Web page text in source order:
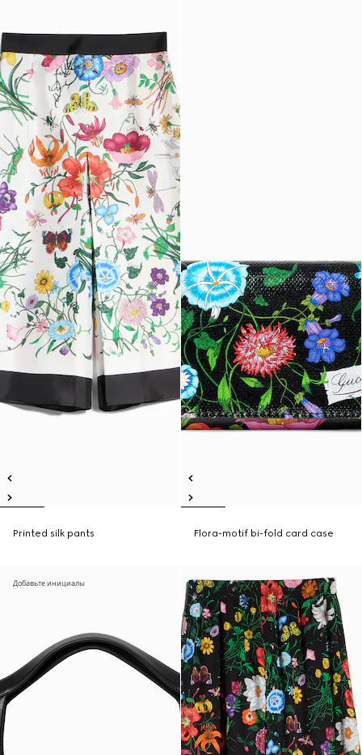
Printed silk pants Flora-motif bi-fold card case
Добавьте инициалы